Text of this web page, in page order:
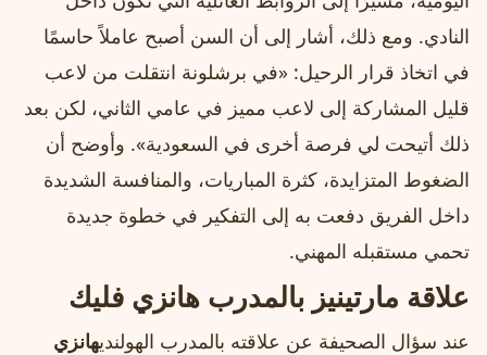
النادي. ومع ذلك، أشار إلى أن السن أصبح عاملاً حاسمًا
في اتخاذ قرار الرحيل: «في برشلونة انتقلت من لاعب
قليل المشاركة إلى لاعب مميز في عامي الثاني، لكن بعد
ذلك أتيحت لي فرصة أخرى في السعودية». وأوضح أن
الضغوط المتزايدة، كثرة المباريات، والمنافسة الشديدة
داخل الفريق دفعت به إلى التفكير في خطوة جديدة
تحمي مستقبله المهني.
علاقة مارتينيز بالمدرب هانزي فليك
عند سؤال الصحيفة عن علاقته بالمدرب الهولنديهانزي